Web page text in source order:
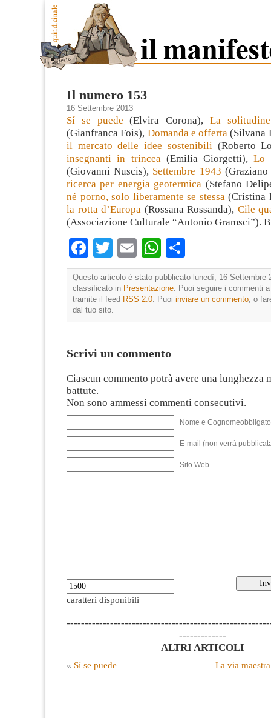
Il numero 153
16 Settembre 2013
Sí se puede (Elvira Corona), La
(Gianfranca Fois), Domanda e offerta (Silvana
il mercato delle idee sostenibili(Roberto
insegnanti in trincea(Emilia Giorgetti),Lo
(Giovanni Nuscis), Settembre 1943
ricerca per energia geotermica (Stefano
né porno, solo liberamente se stessa(Cristina
la rotta d’Europa (Rossana Rossanda), Cile
(Associazione Culturale “Antonio Gramsci”).
Facebook
TwitterEmailWhatsApp
Questo articolo è stato pubblicato lunedì, 16 Settembre
classificato in Presentazione. Puoi seguire i commenti
tramite il feed RSS 2.0. Puoi inviare un commento, o
dal tuo sito.
Scrivi un commento
Ciascun commento potrà avere una lunghezza
battute.
Non sono ammessi commenti consecutivi.
Nome e
E-mail (non verrà
Sito Web
caratteri disponibili
-------------
ALTRI ARTICOLI
« Sí se puede La via